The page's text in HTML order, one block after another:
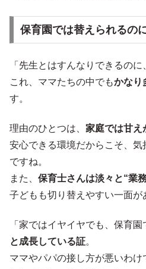
保育園では替えられるの
「先生とはすんなりできるの
これ、ママたちの中でもかなり
す。
理由のひとつは、 家庭では甘え
安心できる環境だからこそ、
ですね。
また、 保育士さんは淡々と“業
子どもも切り替えやすい一面が
「家ではイヤイヤでも、保育
と成長している証。
ママやパパの接し方が悪いわ